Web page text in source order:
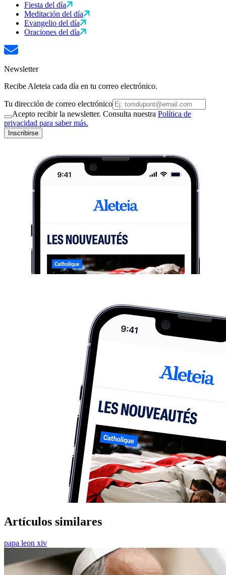
Fiesta del día
Meditación del día
Evangelio del día
Oraciones del día
Newsletter
Recibe Aleteia cada día en tu correo electrónico.
Tu dirección de correo electrónico
Acepto recibir la newsletter. Consulta nuestra Política de
privacidad para saber más.
Inscribirse
Artículos similares
papa leon xiv